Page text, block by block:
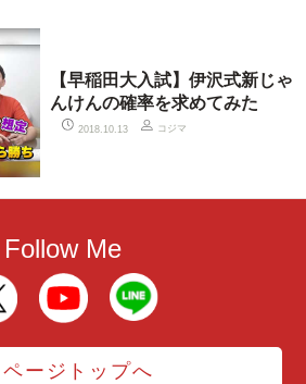
【早稲田大入試】伊沢式新じゃ
んけんの確率を求めてみた
2018.10.13 コジマ
Follow Me
ページトップへ